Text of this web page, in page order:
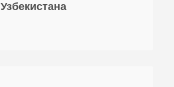
Узбекистана